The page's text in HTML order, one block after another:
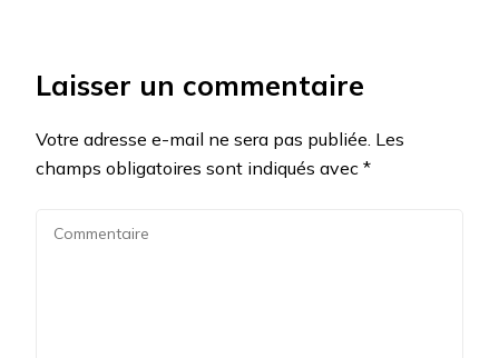
Laisser un commentaire
Votre adresse e-mail ne sera pas publiée. Les
champs obligatoires sont indiqués avec *